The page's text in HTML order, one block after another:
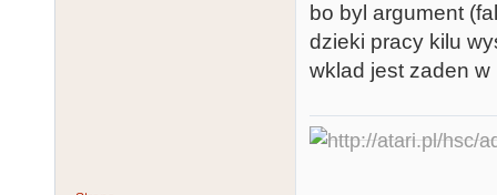
bo byl argument
dzieki pracy kilu
wklad jest zaden w